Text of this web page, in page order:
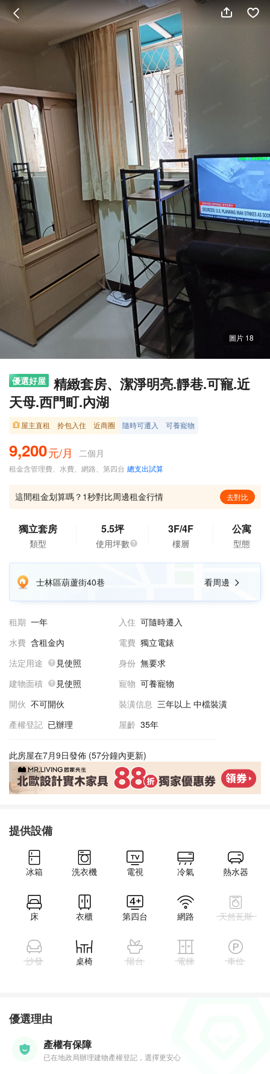
圖片 18
優選好屋
精緻套房、潔淨明亮.靜巷.可寵.近
天母.西門町.內湖
屋主直租 拎包入住 近商圈 隨時可遷入 可養寵物
9,200元/月 二個月
租金含管理費、水費、網路、第四台 總支出試算
這間租金划算嗎？1秒對比周邊租金行情 去對比
獨立套房
類型
5.5坪
使用坪數
3F/4F
樓層
公寓
型態
士林區葫蘆街40巷 看周邊
租期 一年
水費 含租金內
法定用途
見使照
建物面積
見使照
開伙 不可開伙
產權登記 已辦理
入住 可隨時遷入
電費 獨立電錶
身份 無要求
寵物 可養寵物
裝潢信息 三年以上 中檔裝潢
屋齡 35年
此房屋在7月9日發佈 (57分鐘內更新)
提供設備
冰箱 洗衣機 電視 冷氣 熱水器
床 衣櫃 第四台 網路 天然瓦斯
沙發 桌椅 陽台 電梯 車位
優選理由
產權有保障
已在地政局辦理建物產權登記，選擇更安心